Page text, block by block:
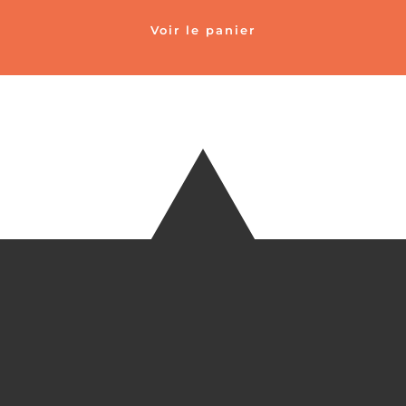
Voir le panier